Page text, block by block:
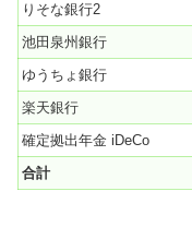
りそな銀行2
池田泉州銀行
ゆうちょ銀行
楽天銀行
確定拠出年金 iDeCo
合計